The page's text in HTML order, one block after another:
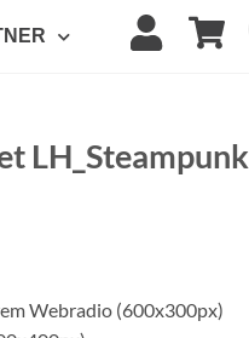
LH_Steampunk
Webradio (600x300px)